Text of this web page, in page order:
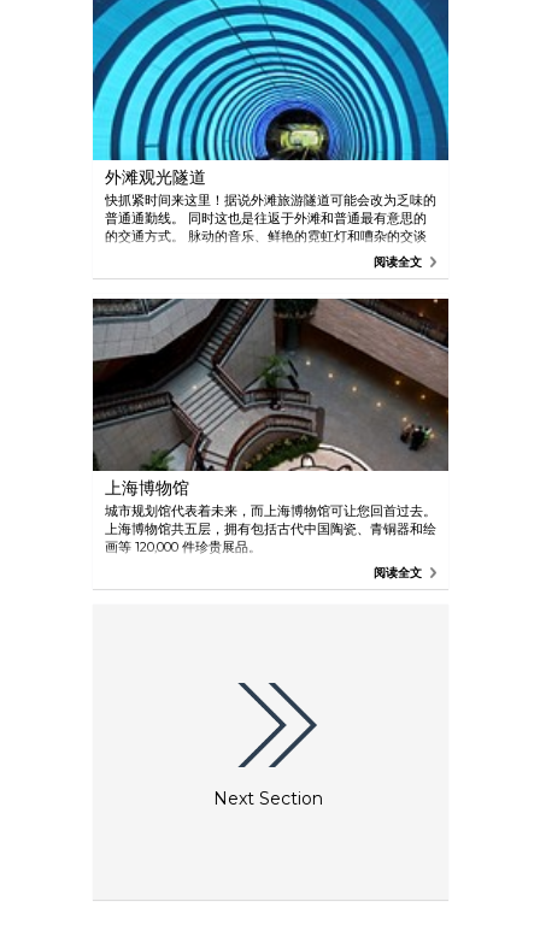
外滩观光隧道
快抓紧时间来这里！据说外滩旅游隧道可能会改为乏味的
普通通勤线。 同时这也是往返于外滩和普通最有意思的
的交通方式。 脉动的音乐、鲜艳的霓虹灯和嘈杂的交谈
会一直伴随着您的旅程 —— 既时髦又花哨，而且十分有
阅读全文
上海博物馆
城市规划馆代表着未来，而上海博物馆可让您回首过去。
上海博物馆共五层，拥有包括古代中国陶瓷、青铜器和绘
画等 120,000 件珍贵展品。
阅读全文
Next Section